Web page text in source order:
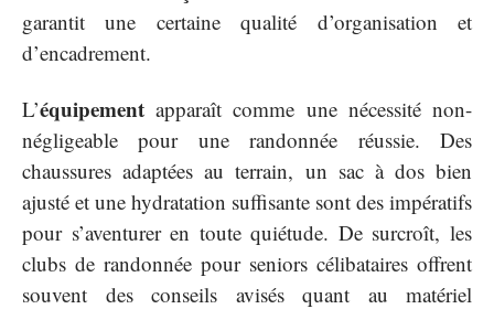
garantit une certaine qualité d’organisation et
d’encadrement.
L’équipement apparaît comme une nécessité non-
négligeable pour une randonnée réussie. Des
chaussures adaptées au terrain, un sac à dos bien
ajusté et une hydratation suffisante sont des impératifs
pour s’aventurer en toute quiétude. De surcroît, les
clubs de randonnée pour seniors célibataires offrent
souvent des conseils avisés quant au matériel